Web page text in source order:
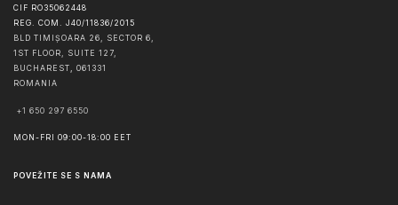
CIF RO35062448
REG. COM. J40/11836/2015
BLD TIMIȘOARA 26, SECTOR 6,
1ST FLOOR, SUITE 127,
BUCHAREST
061331
ROMANIA
+1 650 297 6550
MON-FRI 09:00-18:00 EET
POVEŽITE SE S NAMA